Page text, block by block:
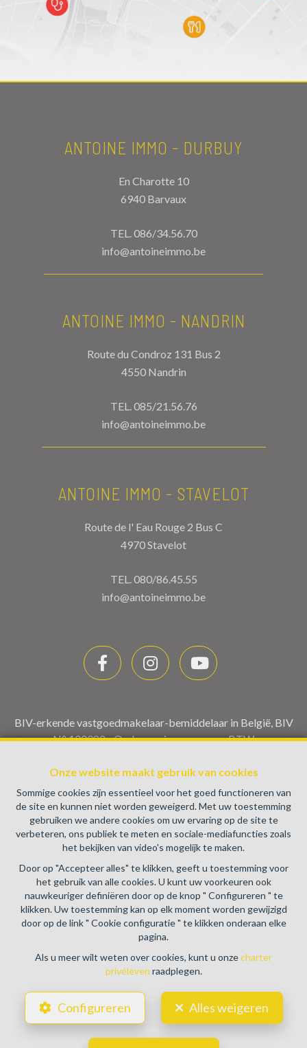
Onze website maakt gebruik van cookies
Sommige cookies zijn essentieel voor het goed functioneren van
de site en kunnen niet worden geweigerd. Met uw toestemming
gebruiken we andere cookies om uw ervaring op de site te
verbeteren, ons publiek te meten en sociale-mediafuncties zoals
het bekijken van video's mogelijk te maken.
Door op "Accepteer alles" te klikken, geeft u toestemming voor
het gebruik van alle cookies. U kunt uw voorkeuren ook
nauwkeuriger definiëren door op de knop " Configureren " te
klikken. Uw toestemming kan op elk moment worden gewijzigd
door op de link " Cookie configuratie " te klikken onderaan elke
pagina.
Als u meer wilt weten over cookies, kunt u onzecharter
privéleven raadplegen.
Configureren Alles weigeren
ANTOINE IMMO - DURBUY
En Charotte 10
6940 Barvaux
TEL.086/34.56.70
info@antoineimmo.be
ANTOINE IMMO - NANDRIN
Route du Condroz 131 Bus 2
4550 Nandrin
TEL.085/21.56.76
info@antoineimmo.be
ANTOINE IMMO - STAVELOT
Route de l' Eau Rouge 2 Bus C
4970 Stavelot
TEL.080/86.45.55
info@antoineimmo.be
BIV-erkende vastgoedmakelaar-bemiddelaar in België, BIV
N° 100082 - Ondernemingsnummer : BTW
Beroepinstituut van Vastgoedmakelaars Luxemburgstraat,
16B - 1000 Brussel (+32 2 505 38 50 - info@biv.be) -
www.biv.be-Deontologische code
BA en borgstelling via NV AXA Belgium, Troonplein 1, 1000
Brussel (polisnr. 730.390.160) Dekking geldt voor
activiteiten die in België worden uitgevoerd
Algemene gebruiksvoorwaarden van de website
Charter privéleven
Cookie configuratie
DESIGNED AND DEVELOPED BY
WEBULOUS.IMMO